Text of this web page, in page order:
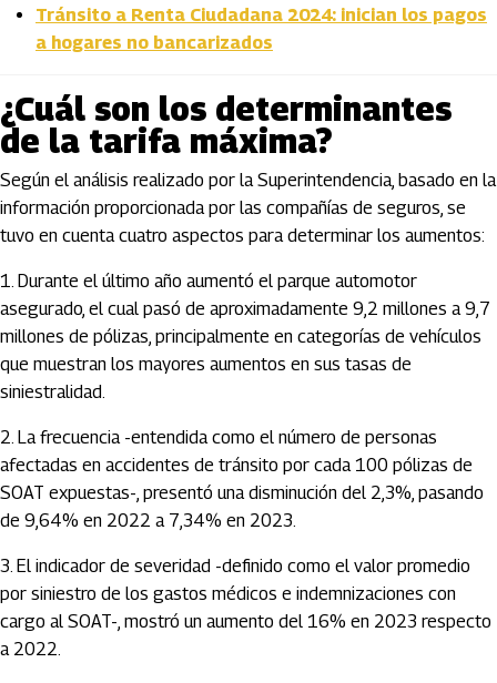
Tránsito a Renta Ciudadana 2024: inician los pagos
a hogares no bancarizados
¿Cuál son los determinantes
de la tarifa máxima?
Según el análisis realizado por la Superintendencia, basado en la
información proporcionada por las compañías de seguros, se
tuvo en cuenta cuatro aspectos para determinar los aumentos:
1. Durante el último año aumentó el parque automotor
asegurado, el cual pasó de aproximadamente 9,2 millones a 9,7
millones de pólizas, principalmente en categorías de vehículos
que muestran los mayores aumentos en sus tasas de
siniestralidad.
2. La frecuencia -entendida como el número de personas
afectadas en accidentes de tránsito por cada 100 pólizas de
SOAT expuestas-, presentó una disminución del 2,3%, pasando
de 9,64% en 2022 a 7,34% en 2023.
3. El indicador de severidad -definido como el valor promedio
por siniestro de los gastos médicos e indemnizaciones con
cargo al SOAT-, mostró un aumento del 16% en 2023 respecto
a 2022.